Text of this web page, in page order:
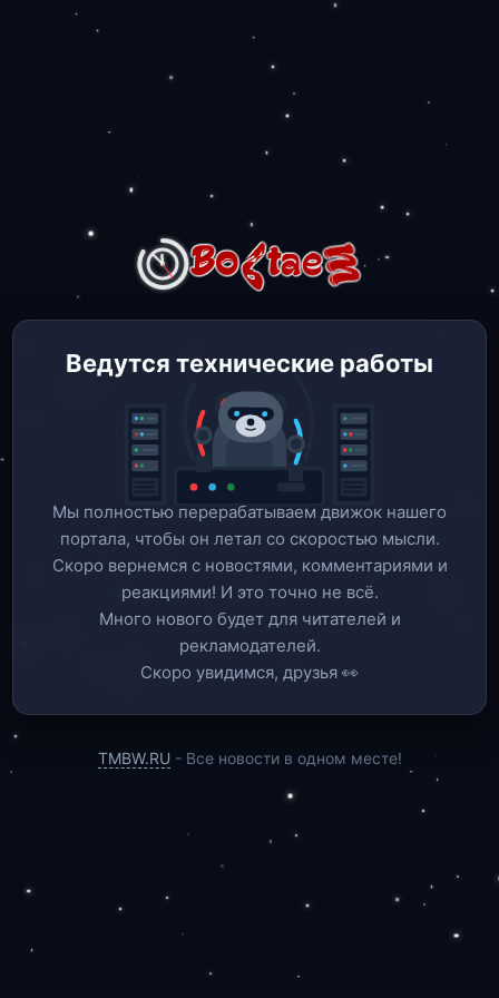
Ведутся технические работы
Мы полностью перерабатываем движок нашего
портала, чтобы он летал со скоростью мысли.
Скоро вернемся c новостями, комментариями и
реакциями! И это точно не всё.
Много нового будет для читателей и
рекламодателей.
Скоро увидимся, друзья 👀
TMBW.RU - Все новости в одном месте!